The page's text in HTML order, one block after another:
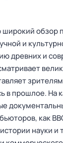
широкий обзор
и
древних и
в прошлое. На
как
науки и